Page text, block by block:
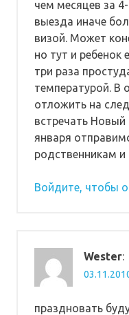
чем месяцев за
выезда иначе
визой. Может
но тут и
три раза
температурой. В
отложить на
встречать
января
родственникам и
Войдите, чтобы
Wester:
праздновать